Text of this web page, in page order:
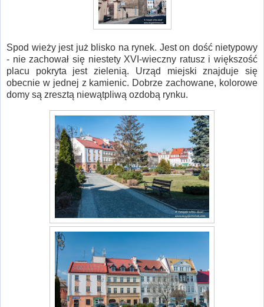
Spod wieży jest już blisko na rynek. Jest on dość nietypowy
- nie zachował się niestety XVI-wieczny ratusz i większość
placu pokryta jest zielenią. Urząd miejski znajduje się
obecnie w jednej z kamienic. Dobrze zachowane, kolorowe
domy są zresztą niewątpliwą ozdobą rynku.